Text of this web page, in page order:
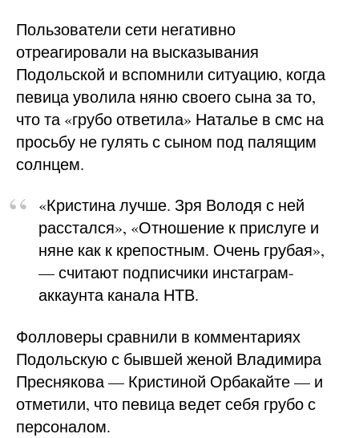
Пользователи сети негативно
отреагировали на высказывания
Подольской и вспомнили ситуацию, когда
певица уволила няню своего сына за то,
что та «грубо ответила» Наталье в смс на
просьбу не гулять с сыном под палящим
солнцем.
«Кристина лучше. Зря Володя с ней
расстался», «Отношение к прислуге и
няне как к крепостным. Очень грубая»,
— считают подписчики инстаграм-
аккаунта канала НТВ.
Фолловеры сравнили в комментариях
Подольскую с бывшей женой Владимира
Преснякова — Кристиной Орбакайте — и
отметили, что певица ведет себя грубо с
персоналом.